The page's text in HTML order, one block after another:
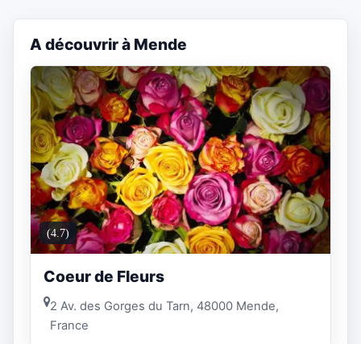
A découvrir à Mende
(4.7)
Coeur de Fleurs
2 Av. des Gorges du Tarn, 48000 Mende,
France